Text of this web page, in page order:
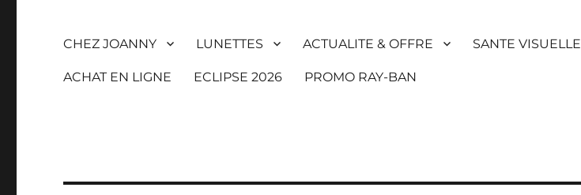
CHEZ JOANNY LUNETTES ACTUALITE & OFFRE SANTE VISUELLE
ACHAT EN LIGNE ECLIPSE 2026 PROMO RAY-BAN